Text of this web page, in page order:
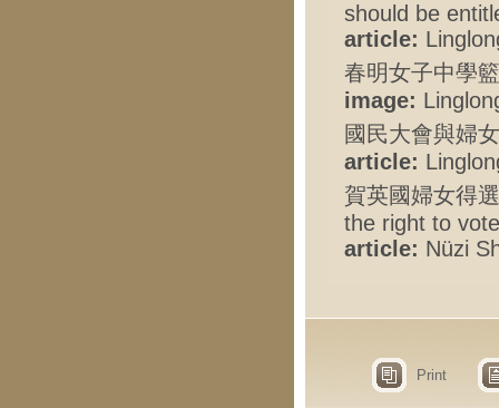
should be
article:
春明女子中學
image:
國民大會與婦
article:
賀英國婦女得
the right to vote
article: Nüzi
Print